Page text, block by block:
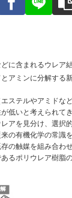
に含まれるウレア
アミンに分解する
ステルやアミドな
低いと考えられて
アを見分け、選択
の有機化学の常識
の触媒を組み合わ
るポリウレア樹脂